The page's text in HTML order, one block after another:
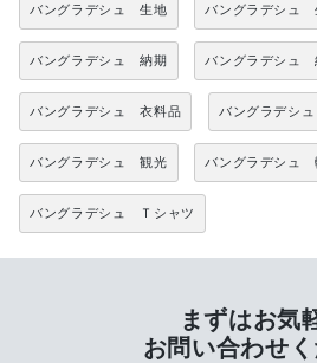
バングラデシュ 生地 バングラデシュ
バングラデシュ 納期 バングラデシュ
バングラデシュ 衣料品 バングラデシ
バングラデシュ 観光 バングラデシュ
バングラデシュ Ｔシャツ
まずはお気
お問い合わせ